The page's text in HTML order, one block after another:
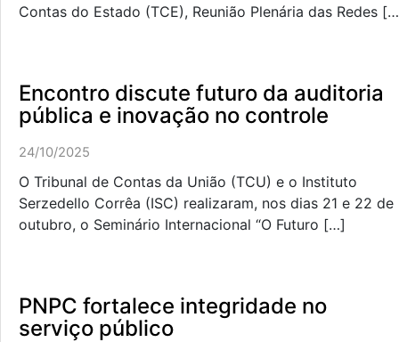
Contas do Estado (TCE), Reunião Plenária das Redes
Encontro discute futuro da auditoria
pública e inovação no controle
24/10/2025
O Tribunal de Contas da União (TCU) e o Instituto
Serzedello Corrêa (ISC) realizaram, nos dias 21 e 22 de
outubro, o Seminário Internacional “O Futuro […]
PNPC fortalece integridade no
serviço público